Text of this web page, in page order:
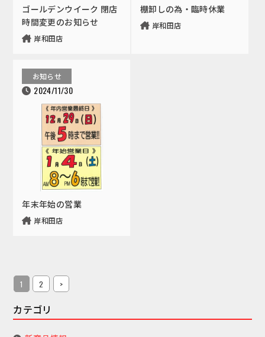
ゴールデンウイーク 閉店
時間変更のお知らせ
岸和田店
棚卸しの為・臨時休業
岸和田店
お知らせ
2024/11/30
年末年始の営業
岸和田店
1 2 >
カテゴリ